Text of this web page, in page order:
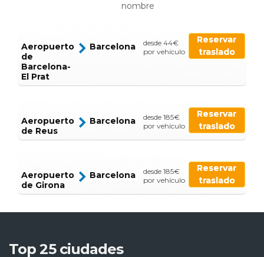
nombre
Aeropuerto
de
Barcelona-
El Prat
Barcelona
desde 44€
por vehículo
Reservar
traslado
Aeropuerto
de Reus
Barcelona
desde 185€
por vehículo
Reservar
traslado
Aeropuerto
de Girona
Barcelona
desde 185€
por vehículo
Reservar
traslado
Top 25 ciudades